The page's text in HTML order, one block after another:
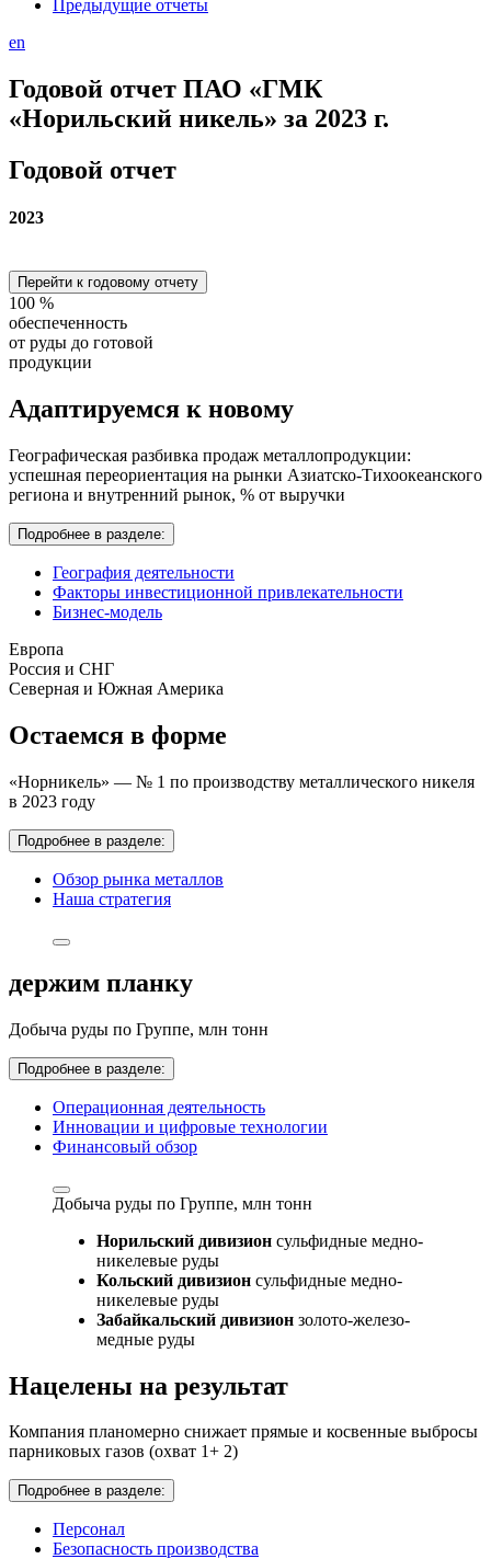
Предыдущие отчеты
en
Годовой отчет ПАО «ГМК
«Норильский никель» за 2023 г.
Годовой отчет
2023
Перейти к годовому отчету
100 %
обеспеченность
от руды до готовой
продукции
Адаптируемся к новому
Географическая разбивка продаж металлопродукции:
успешная переориентация на рынки Азиатско-Тихоокеанского
региона и внутренний рынок, % от выручки
Подробнее в разделе:
География деятельности
Факторы инвестиционной привлекательности
Бизнес-модель
Европа
Россия и СНГ
Северная и Южная Америка
Остаемся в форме
«Норникель» — № 1 по производству металлического никеля
в 2023 году
Подробнее в разделе:
Обзор рынка металлов
Наша стратегия
держим планку
Добыча руды по Группе, млн тонн
Подробнее в разделе:
Операционная деятельность
Инновации и цифровые технологии
Финансовый обзор
Добыча руды по Группе, млн тонн
Норильский дивизион сульфидные медно-
никелевые руды
Кольский дивизион сульфидные медно-
никелевые руды
Забайкальский дивизион золото-железо-
медные руды
Нацелены на результат
Компания планомерно снижает прямые и косвенные выбросы
парниковых газов (охват 1+ 2)
Подробнее в разделе:
Персонал
Безопасность производства